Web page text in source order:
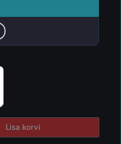
Lisa korvi